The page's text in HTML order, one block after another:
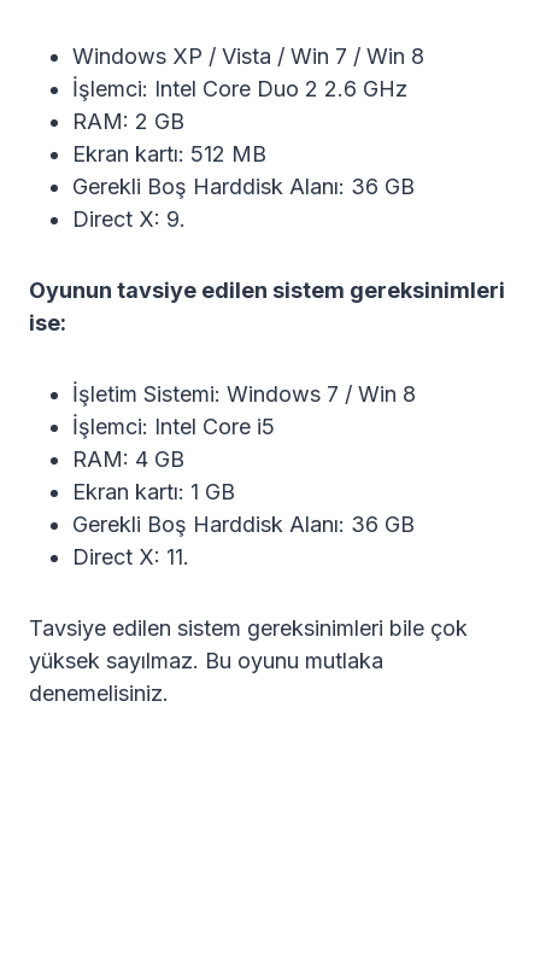
Windows XP / Vista / Win 7 / Win 8
İşlemci: Intel Core Duo 2 2.6 GHz
RAM: 2 GB
Ekran kartı: 512 MB
Gerekli Boş Harddisk Alanı: 36 GB
Direct X: 9.
Oyunun tavsiye edilen sistem gereksinimleri
ise:
İşletim Sistemi: Windows 7 / Win 8
İşlemci: Intel Core i5
RAM: 4 GB
Ekran kartı: 1 GB
Gerekli Boş Harddisk Alanı: 36 GB
Direct X: 11.
Tavsiye edilen sistem gereksinimleri bile çok
yüksek sayılmaz. Bu oyunu mutlaka
denemelisiniz.